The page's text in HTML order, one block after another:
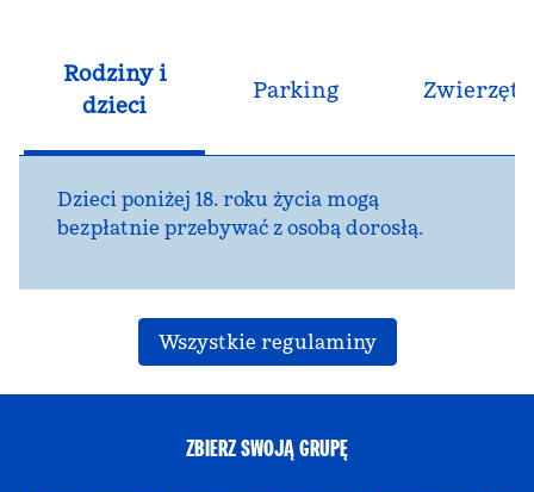
Rodziny i
dzieci
Parking Zwierzęta
Dzieci poniżej 18. roku życia mogą
bezpłatnie przebywać z osobą dorosłą.
Wszystkie regulaminy
ZBIERZ SWOJĄ GRUPĘ